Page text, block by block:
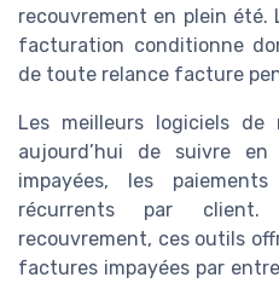
recouvrement en plein été.
facturation conditionne
de toute relance facture
Les meilleurs logiciels de
aujourd’hui de suivre
impayées, les
récurrents par client.
recouvrement, ces outils
factures impayées par